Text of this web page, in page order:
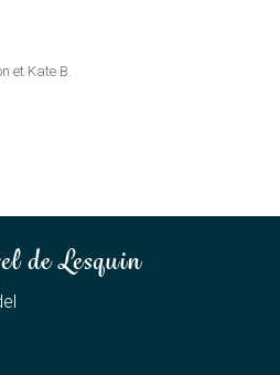
et Kate B.
de Lesquin